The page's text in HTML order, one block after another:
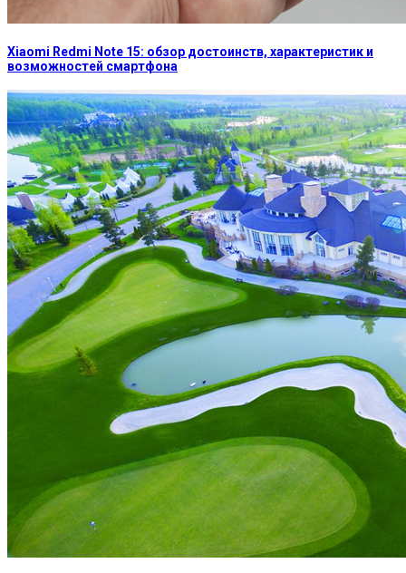
Xiaomi Redmi Note 15: обзор достоинств, характеристик и
возможностей смартфона